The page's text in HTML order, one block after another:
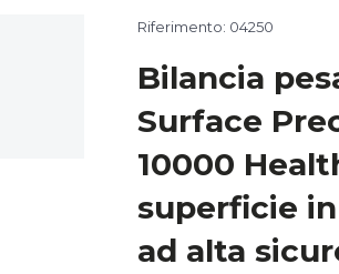
Riferimento: 04250
Bilancia
Surface
10000
superficie
ad alta